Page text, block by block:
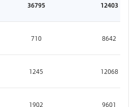
36795 12403
710 8642
1245 12068
1902 9601